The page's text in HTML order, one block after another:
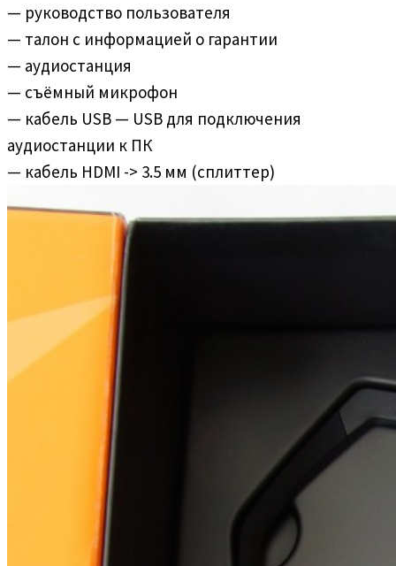
— руководство пользователя
— талон с информацией о гарантии
— аудиостанция
— съёмный микрофон
— кабель USB — USB для подключения
аудиостанции к ПК
— кабель HDMI -> 3.5 мм (сплиттер)